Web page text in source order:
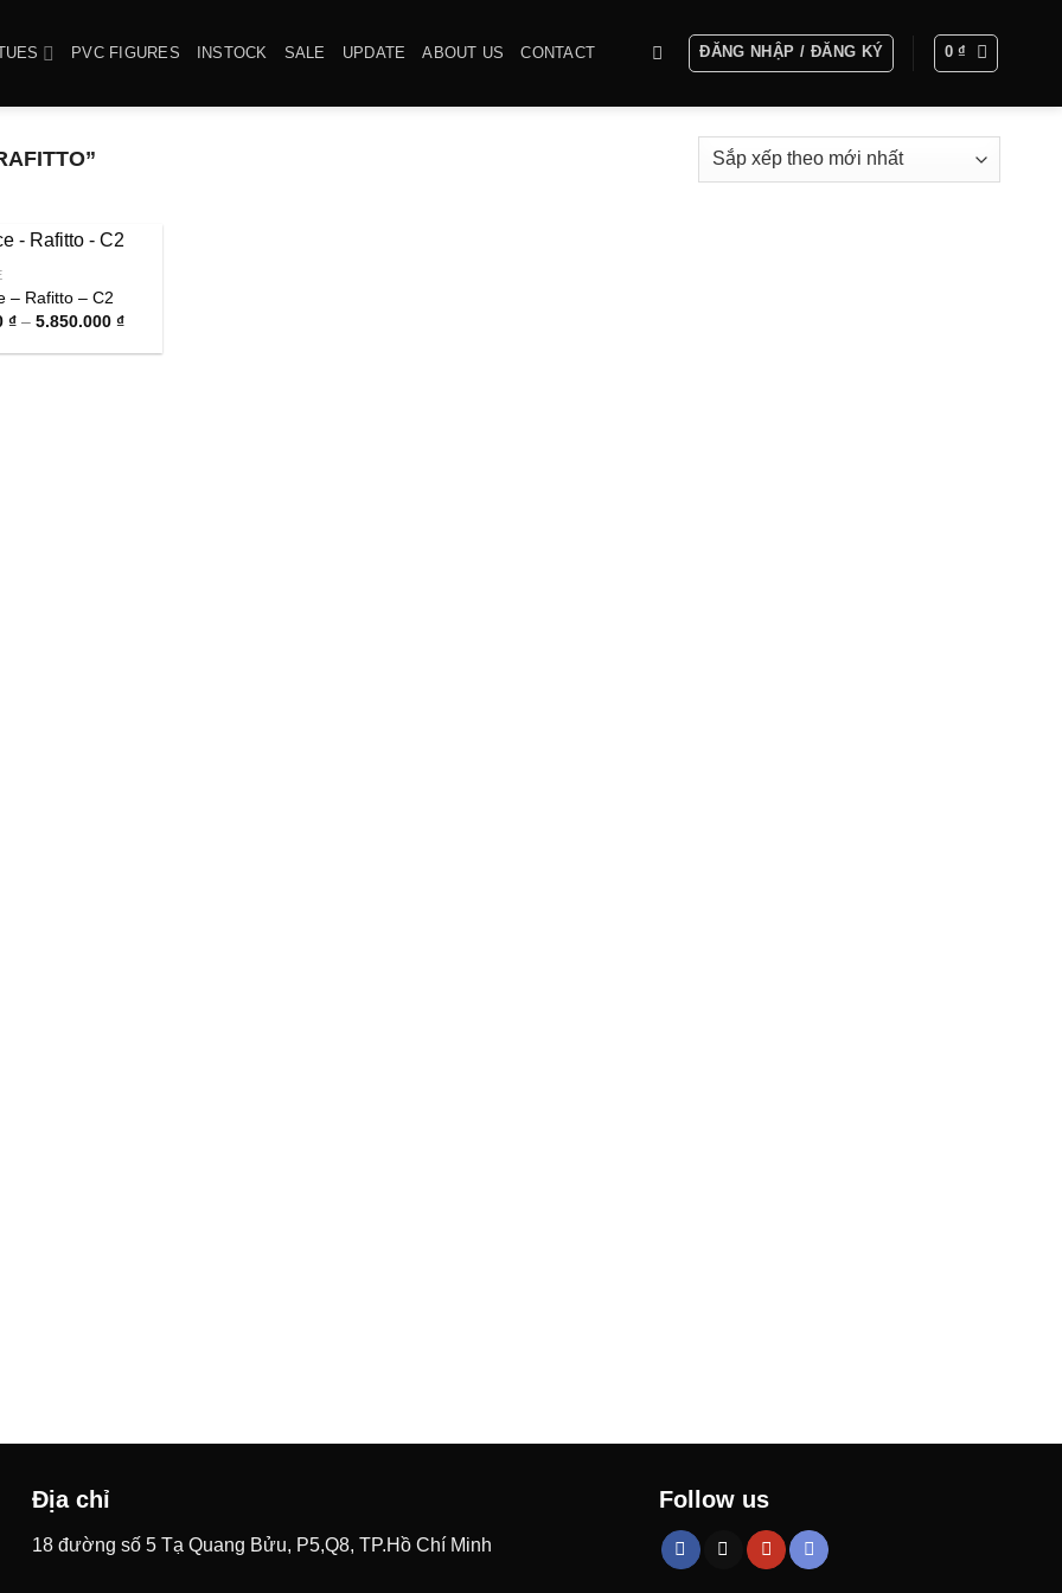
PVC FIGURES INSTOCK SALE UPDATE ABOUT US CONTACT ĐĂNG NHẬP / ĐĂNG KÝ 0₫
– Rafitto – C2
₫ – 5.850.000 ₫Khoảng
từ
Địa chỉ
18 đường số 5 Tạ Quang Bửu, P5,Q8, TP.Hồ Chí Minh
Follow us